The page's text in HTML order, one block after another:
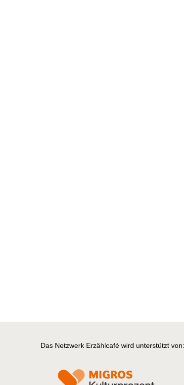
Das Netzwerk Erzählcafé wird unterstützt von: